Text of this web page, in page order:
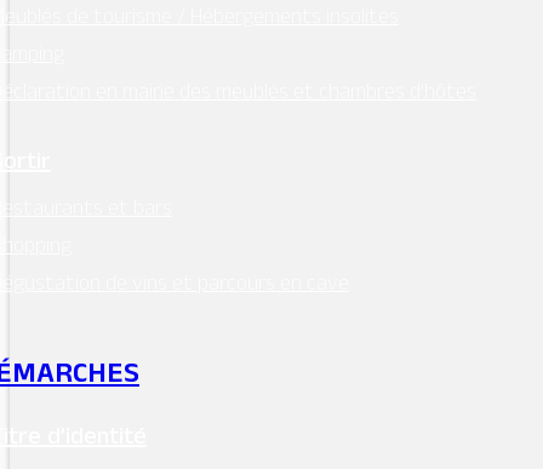
de tourisme / Hébergements insolites
en mairie des meublés et chambres d’hôtes
et bars
de vins et parcours en cave
d’identité